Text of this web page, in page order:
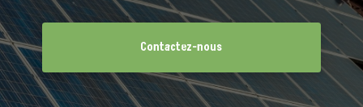
Contactez-nous